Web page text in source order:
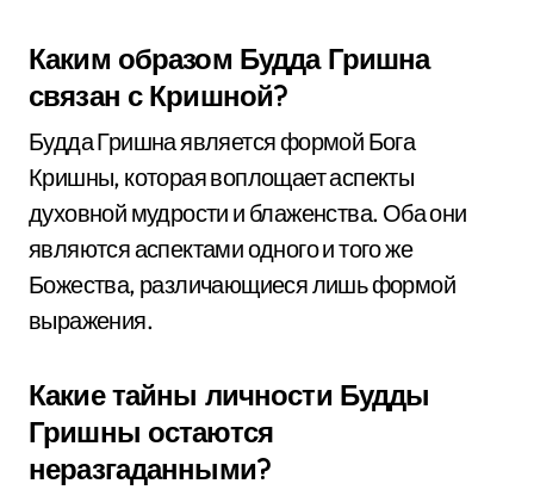
Каким образом Будда Гришна
связан с Кришной?
Будда Гришна является формой Бога
Кришны, которая воплощает аспекты
духовной мудрости и блаженства. Оба они
являются аспектами одного и того же
Божества, различающиеся лишь формой
выражения.
Какие тайны личности Будды
Гришны остаются
неразгаданными?